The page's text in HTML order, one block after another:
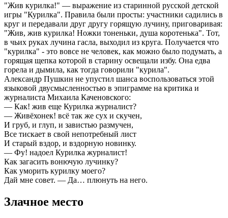
"Жив курилка!" — выражение из старинной русской детской
игры "Курилка". Правила были просты: участники садились в
круг и передавали друг другу горящую лучину, приговаривая:
"Жив, жив курилка! Ножки тоненьки, душа коротенька". Тот,
в чьих руках лучина гасла, выходил из круга. Получается что
"курилка" - это вовсе не человек, как можно было подумать, а
горящая щепка которой в старину освещали избу. Она едва
горела и дымила, как тогда говорили "курила".
Александр Пушкин не упустил шанса воспользоваться этой
языковой двусмысленностью в эпиграмме на критика и
журналиста Михаила Каченовского:
— Как! жив еще Курилка журналист?
— Живёхонек! всё так же сух и скучен,
И груб, и глуп, и завистью размучен,
Все тискает в свой непотребный лист
И старый вздор, и вздорную новинку.
— Фу! надоел Курилка журналист!
Как загасить вонючую лучинку?
Как уморить курилку моего?
Дай мне совет. — Да… плюнуть на него.
Злачное место